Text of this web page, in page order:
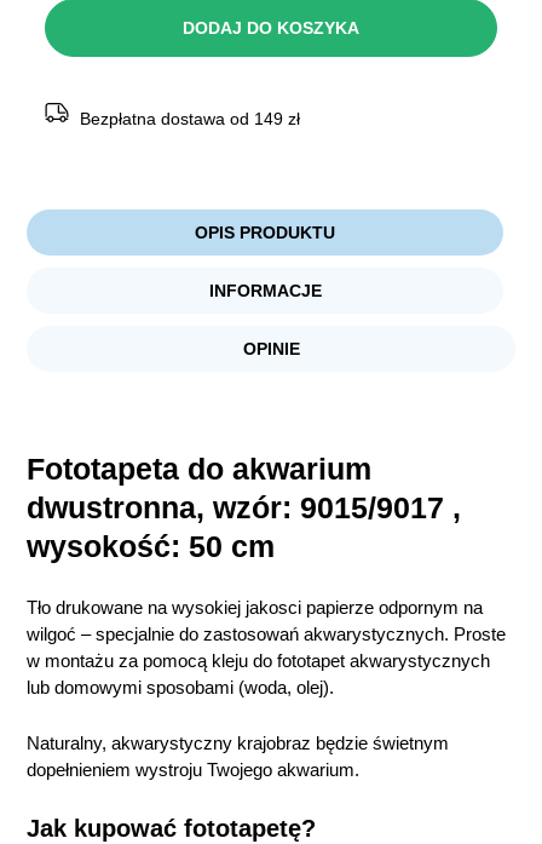
dwustronna
DODAJ DO KOSZYKA
Bezpłatna dostawa od 149 zł
OPIS PRODUKTU
INFORMACJE
OPINIE
Fototapeta do akwarium
dwustronna, wzór: 9015/9017 ,
wysokość: 50 cm
Tło drukowane na wysokiej jakosci papierze odpornym na
wilgoć – specjalnie do zastosowań akwarystycznych. Proste
w montażu za pomocą kleju do fototapet akwarystycznych
lub domowymi sposobami (woda, olej).
Naturalny, akwarystyczny krajobraz będzie świetnym
dopełnieniem wystroju Twojego akwarium.
Jak kupować fototapetę?